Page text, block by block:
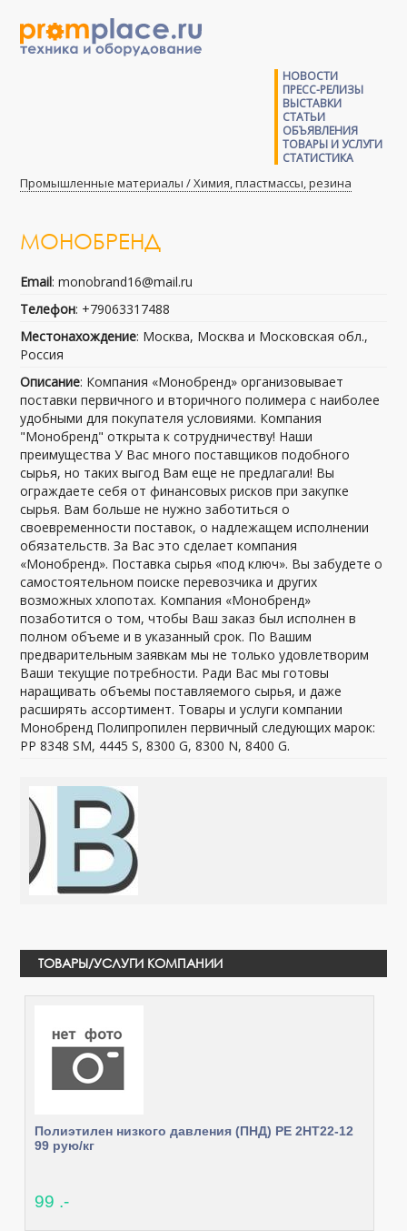
НОВОСТИ
ПРЕСС-РЕЛИЗЫ
ВЫСТАВКИ
СТАТЬИ
ОБЪЯВЛЕНИЯ
ТОВАРЫ И УСЛУГИ
СТАТИСТИКА
Промышленные материалы / Химия, пластмассы, резина
МОНОБРЕНД
Email: monobrand16@mail.ru
Телефон: +79063317488
Местонахождение: Москва, Москва и Московская обл.,
Россия
Описание: Компания «Монобренд» организовывает
поставки первичного и вторичного полимера с наиболее
удобными для покупателя условиями. Компания
"Монобренд" открыта к сотрудничеству! Наши
преимущества У Вас много поставщиков подобного
сырья, но таких выгод Вам еще не предлагали! Вы
ограждаете себя от финансовых рисков при закупке
сырья. Вам больше не нужно заботиться о
своевременности поставок, о надлежащем исполнении
обязательств. За Вас это сделает компания
«Монобренд». Поставка сырья «под ключ». Вы забудете о
самостоятельном поиске перевозчика и других
возможных хлопотах. Компания «Монобренд»
позаботится о том, чтобы Ваш заказ был исполнен в
полном объеме и в указанный срок. По Вашим
предварительным заявкам мы не только удовлетворим
Ваши текущие потребности. Ради Вас мы готовы
наращивать объемы поставляемого сырья, и даже
расширять ассортимент. Товары и услуги компании
Монобренд Полипропилен первичный следующих марок:
PP 8348 SM, 4445 S, 8300 G, 8300 N, 8400 G.
ТОВАРЫ/УСЛУГИ КОМПАНИИ
Полиэтилен низкого давления (ПНД) PE 2HT22-12
99 рую/кг
99 .-